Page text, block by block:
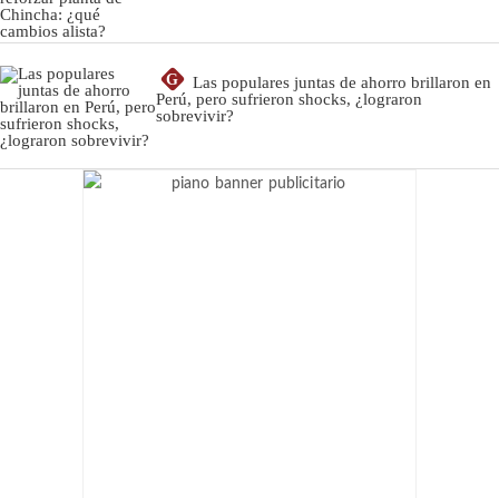
G
Las populares juntas de ahorro brillaron en
Perú, pero sufrieron shocks, ¿lograron
sobrevivir?